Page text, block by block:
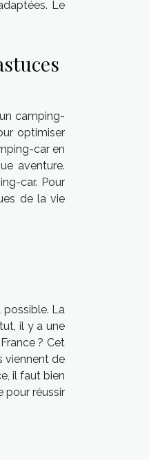
Le
camping-
optimiser
car en
aventure.
car. Pour
de la vie
La
il y a une
? Cet
viennent de
il faut bien
pour réussir